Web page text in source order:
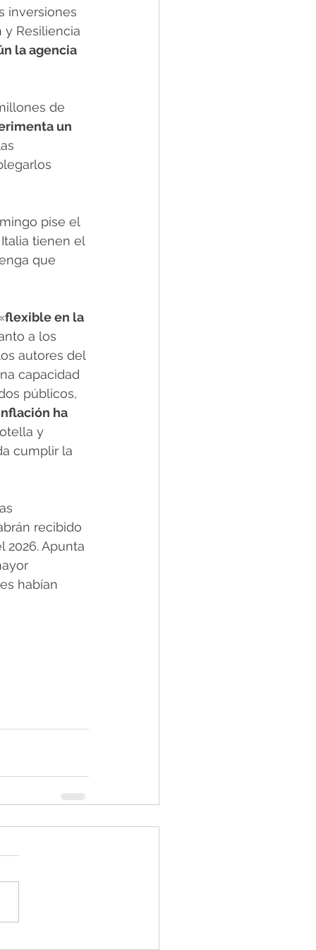
inversiones
y Resiliencia
la agencia
de
un
pise el
tienen el
que
flexible en la
a los
autores del
capacidad
públicos,
ha
y
cumplir la
recibido
2026. Apunta
habían